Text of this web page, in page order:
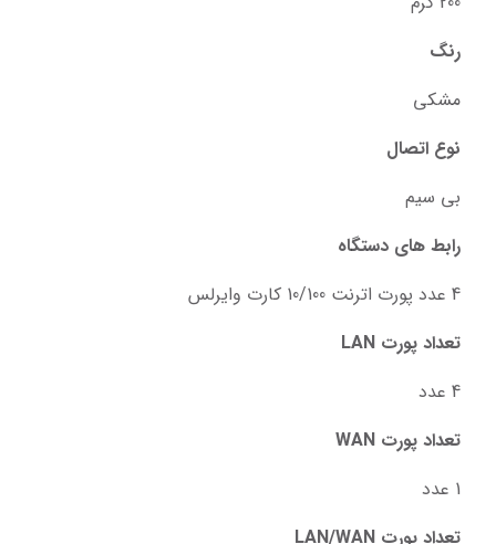
رنگ
مشکی
نوع اتصال
بی سیم
رابط های دستگاه
4 عدد پورت اترنت 10/100 کارت وایرلس
تعداد پورت LAN
4 عدد
تعداد پورت WAN
1 عدد
تعداد پورت LAN/WAN